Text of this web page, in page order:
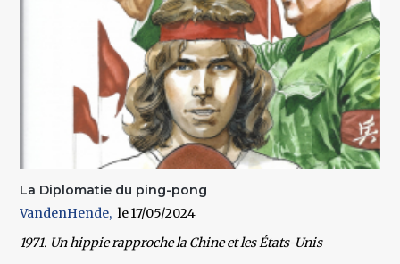
La Diplomatie du ping-pong
VandenHende
17/05/2024
1971. Un hippie rapproche la Chine et les États-Unis